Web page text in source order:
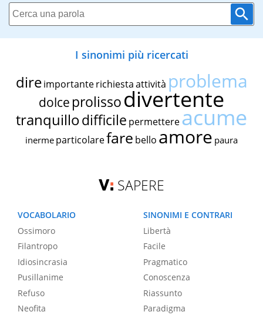
I sinonimi più ricercati
dire importante richiestaattività problema
dolce prolissodivertente
tranquillodifficile permettereacume
inerme particolarefare bello amore paura
SAPERE
VOCABOLARIO
Ossimoro
Filantropo
Idiosincrasia
Pusillanime
Refuso
Neofita
SINONIMI E CONTRARI
Libertà
Facile
Pragmatico
Conoscenza
Riassunto
Paradigma